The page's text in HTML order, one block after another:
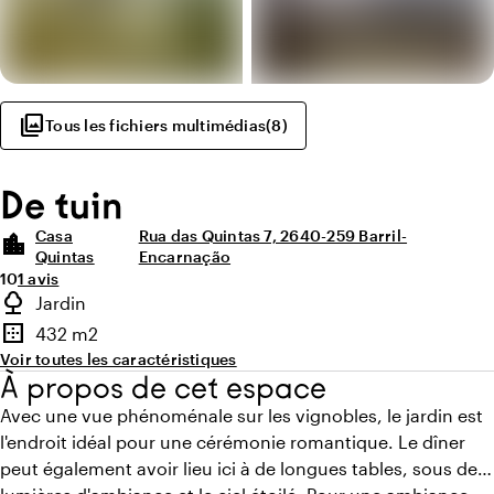
photo_libraryTous les fichiers multimédias(8)
De tuin
location_city Casa
Quintas
Rua das Quintas 7, 2640-259 Barril-
Encarnação
Note moyenne de 10 sur 10
10Nombre d'avis : 1
1 avis
Points forts
nature
Type d'espace extérieur
Jardin
border_outer
Superficie
432 m2
Voir toutes les caractéristiques
À propos de cet espace
Avec une vue phénoménale sur les vignobles, le jardin est
l'endroit idéal pour une cérémonie romantique. Le dîner
peut également avoir lieu ici à de longues tables, sous des